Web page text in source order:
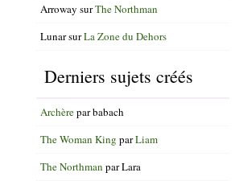
Arroway surThe Northman
LunarsurLa Zone du Dehors
Derniers sujets créés
Archèreparbabach
The Woman King parLiam
The Northman parLara